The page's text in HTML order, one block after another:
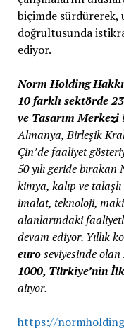
biçimde sürdürerek,
doğrultusunda
ediyor.
Norm Holding
10farklı sektörde
ve Tasarım Merkezi
Almanya, Birleşik
Çin’de faaliyet
50 yılı geride
kimya, kalıp ve
imalat, teknoloji,
alanlarındaki
devam ediyor. Yıllık
euroseviyesinde
1000, Türkiye’nin
alıyor.
https://